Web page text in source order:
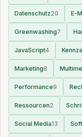
Datenschutz20 E-
Greenwashing7
JavaScript4
Marketing8
Performance9
Ressourcen2
Social Media13